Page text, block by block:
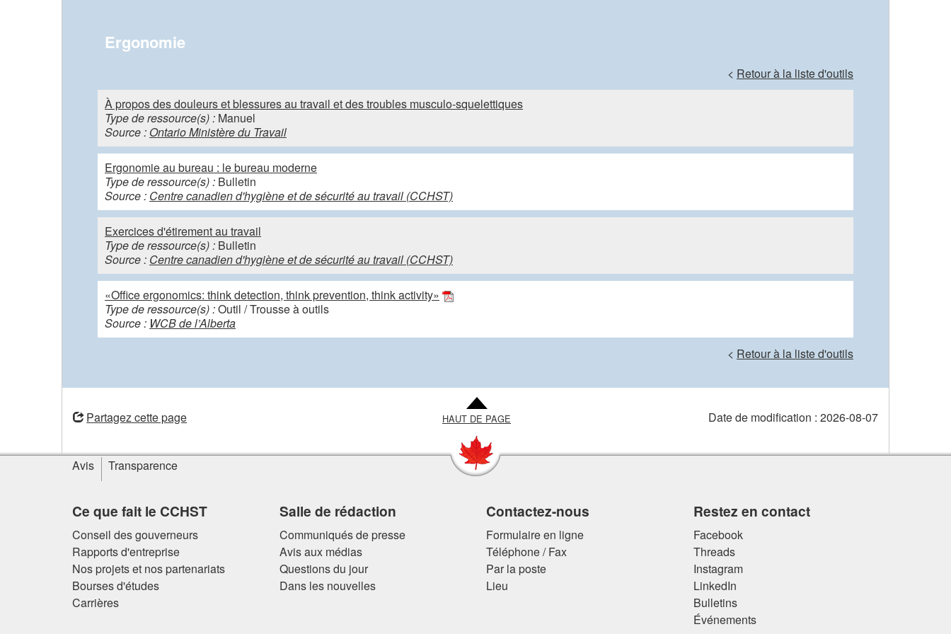
Ergonomie
< Retour à la liste d'outils
À propos des douleurs et blessures au travail et des troubles musculo-squelettiques
Type de ressource(s) : Manuel
Source : Ontario Ministère du Travail
Ergonomie au bureau : le bureau moderne
Type de ressource(s) : Bulletin
Source : Centre canadien d'hygiène et de sécurité au travail (CCHST)
Exercices d'étirement au travail
Type de ressource(s) : Bulletin
Source : Centre canadien d'hygiène et de sécurité au travail (CCHST)
«Office ergonomics: think detection, think prevention, think activity»
Type de ressource(s) :Outil / Trousse à outils
Source : WCB de l’Alberta
< Retour à la liste d'outils
Partagez cette page HAUT DE PAGE Date de modification : 2026-08-07
Informations
sur
site
Avis Transparence
Ce que fait le CCHST
Conseil des gouverneurs
Rapports d'entreprise
Nos projets et nos partenariats
Bourses d'études
Carrières
Salle de rédaction
Communiqués de presse
Avis aux médias
Questions du jour
Dans les nouvelles
Contactez-nous
Formulaire en ligne
Téléphone / Fax
Par la poste
Lieu
Restez en contact
Facebook
Threads
Instagram
LinkedIn
Bulletins
Événements